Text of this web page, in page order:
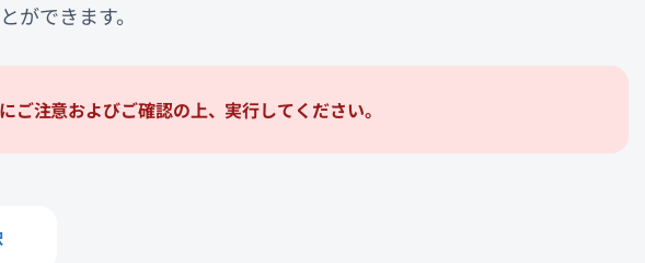
ができます。
注意およびご確認の上、実行してください。